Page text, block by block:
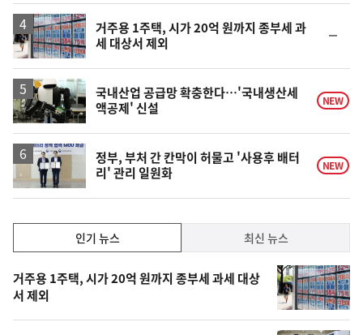
상
거주용 1주택, 시가 20억 원까지 종부세 과
세 대상서 제외
일
국내산업 공급망 확충한다…'국내생산세
액공제' 신설
NEW
정부, 부처 간 칸막이 허물고 '사용후 배터
리' 관리 일원화
NEW
기,
최
신,
인기 뉴스 최신 뉴스
기
뉴
스
거주용 1주택, 시가 20억 원까지 종부세 과세 대상
서 제외